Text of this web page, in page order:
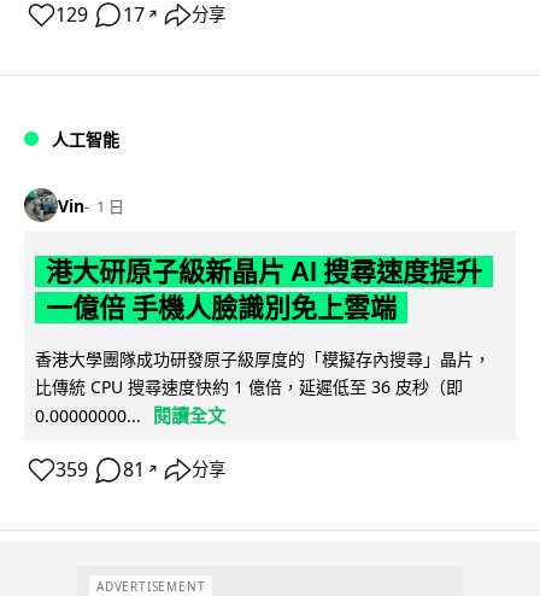
129 17 ↗ 分享
人工智能
Vin 1 日
港大研原子級新晶片 AI 搜尋速度提升
一億倍 手機人臉識別免上雲端
香港大學團隊成功研發原子級厚度的「模擬存內搜尋」晶片，
比傳統 CPU 搜尋速度快約 1 億倍，延遲低至 36 皮秒（即
0.00000000...
閱讀全文
359 81 ↗ 分享
ADVERTISEMENT